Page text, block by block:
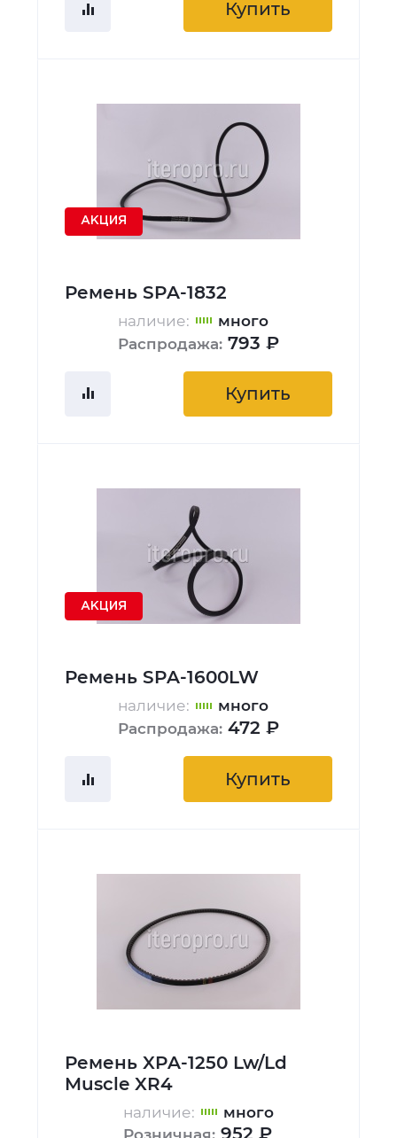
Купить
АКЦИЯ
Ремень SPA-1832
наличие:
много
Распродажа: 793 ₽
Купить
АКЦИЯ
Ремень SPA-1600LW
наличие:
много
Распродажа: 472 ₽
Купить
Ремень XPA-1250 Lw/Ld
Muscle XR4
наличие:
много